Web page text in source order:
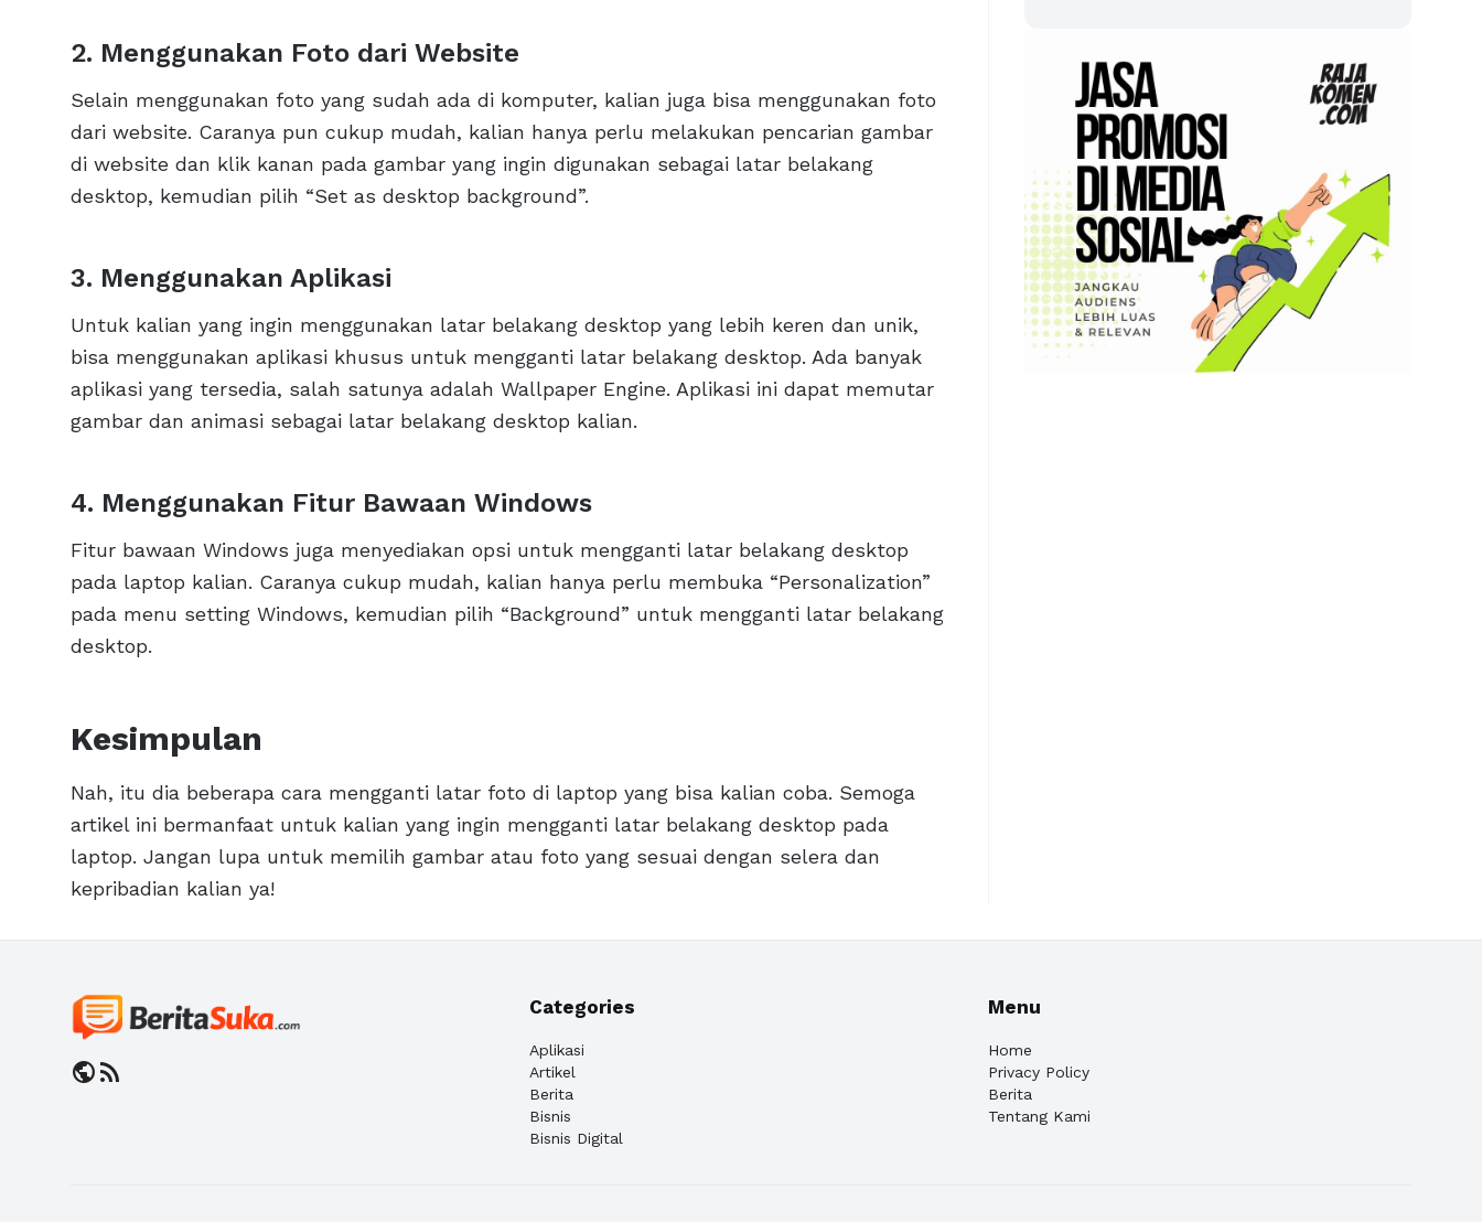
2. Menggunakan Foto dari Website
Selain menggunakan foto yang sudah ada di komputer, kalian juga bisa menggunakan foto
dari website. Caranya pun cukup mudah, kalian hanya perlu melakukan pencarian gambar
di website dan klik kanan pada gambar yang ingin digunakan sebagai latar belakang
desktop, kemudian pilih “Set as desktop background”.
3. Menggunakan Aplikasi
Untuk kalian yang ingin menggunakan latar belakang desktop yang lebih keren dan unik,
bisa menggunakan aplikasi khusus untuk mengganti latar belakang desktop. Ada banyak
aplikasi yang tersedia, salah satunya adalah Wallpaper Engine. Aplikasi ini dapat memutar
gambar dan animasi sebagai latar belakang desktop kalian.
4. Menggunakan Fitur Bawaan Windows
Fitur bawaan Windows juga menyediakan opsi untuk mengganti latar belakang desktop
pada laptop kalian. Caranya cukup mudah, kalian hanya perlu membuka “Personalization”
pada menu setting Windows, kemudian pilih “Background” untuk mengganti latar belakang
desktop.
Kesimpulan
Nah, itu dia beberapa cara mengganti latar foto di laptop yang bisa kalian coba. Semoga
artikel ini bermanfaat untuk kalian yang ingin mengganti latar belakang desktop pada
laptop. Jangan lupa untuk memilih gambar atau foto yang sesuai dengan selera dan
kepribadian kalian ya!
publicrss_feed
Categories
Aplikasi
Artikel
Berita
Bisnis
Bisnis Digital
Menu
Home
Privacy Policy
Berita
Tentang Kami